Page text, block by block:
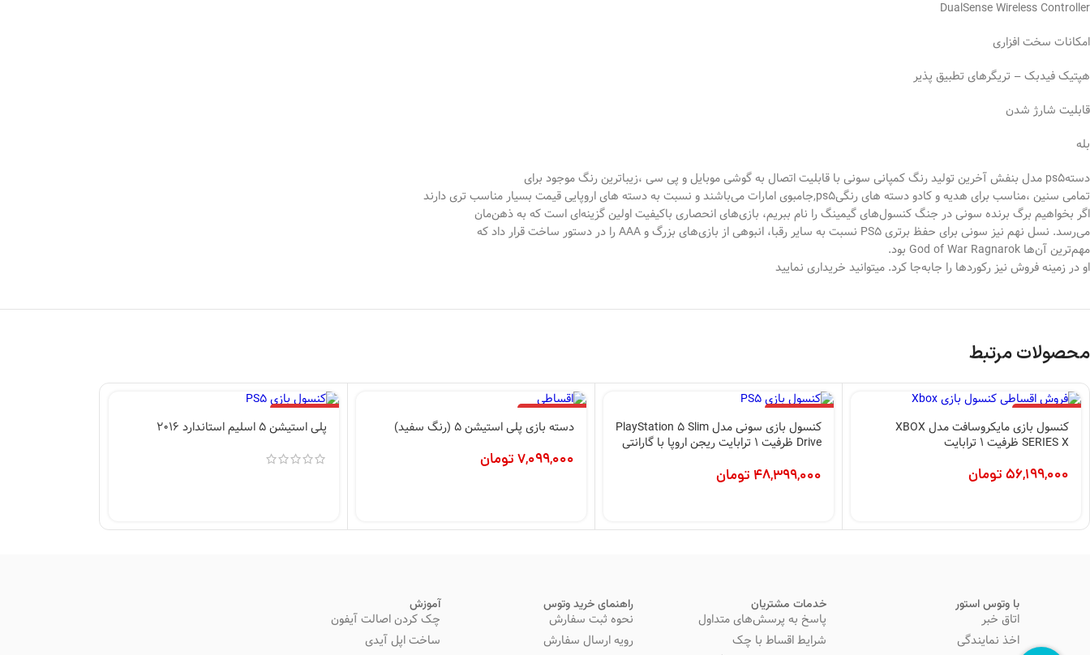
DualSense Wireless Controller
امکانات سخت افزاری
هپتیک فیدبک – تریگرهای تطبیق پذیر
قابلیت شارژ شدن
بله
دستهps5 مدل بنفش آخرین تولید رنگ کمپانی سونی با قابلیت اتصال به گوشی موبایل و پی سی ،زیباترین رنگ موجود برای
تمامی سنین ،مناسب برای هدیه و کادو دسته های رنگیps5,جامبوی امارات می‌باشند و نسبت به دسته های اروپایی قیمت بسیار مناسب تری دارند
اگر بخواهیم برگ برنده سونی در جنگ کنسول‌های گیمینگ را نام ببریم، بازی‌های انحصاری باکیفیت اولین گزینه‌ای است که به ذهن‌مان
می‌رسد. نسل نهم نیز سونی برای حفظ برتری PS5 نسبت به سایر رقبا، انبوهی از بازی‌های بزرگ و AAA را در دستور ساخت قرار داد که
مهم‌ترین آن‌ها God of War Ragnarok بود.
او در زمینه فروش نیز رکوردها را جابه‌جا کرد. میتوانید خریداری نمایید
محصولات مرتبط
کنسول بازی مایکروسافت مدل XBOX
SERIES X ظرفیت 1 ترابایت
56,199,000تومان
کنسول بازی سونی مدل PlayStation 5 Slim
Drive ظرفیت 1 ترابایت ریجن اروپا با گارانتی
48,399,000 تومان
دسته بازی پلی استیشن 5 (رنگ سفید)
7,099,000تومان
پلی استیشن 5 اسلیم استاندارد 2016
با وتوس استور
اتاق خبر
اخذ نمایندگی
خدمات مشتریان
پاسخ به پرسش‌های متداول
شرایط اقساط با چک
راهنمای خرید وتوس
نحوه ثبت سفارش
رویه ارسال سفارش
آموزش
چک کردن اصالت آیفون
ساخت اپل آیدی